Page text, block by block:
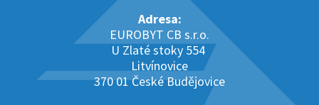
Adresa:
EUROBYT CB s.r.o.
U Zlaté stoky 554
Litvínovice
370 01 České Budějovice